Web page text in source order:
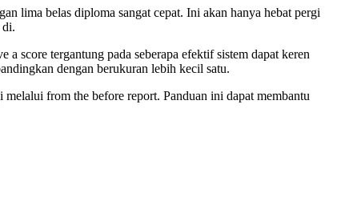
lima belas diploma sangat cepat. Ini akan hanya hebat pergi
di.
score tergantung pada seberapa efektif sistem dapat keren
dengan berukuran lebih kecil satu.
from the before report. Panduan ini dapat membantu